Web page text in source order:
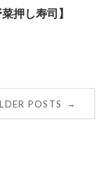
押し寿司】
POSTS →